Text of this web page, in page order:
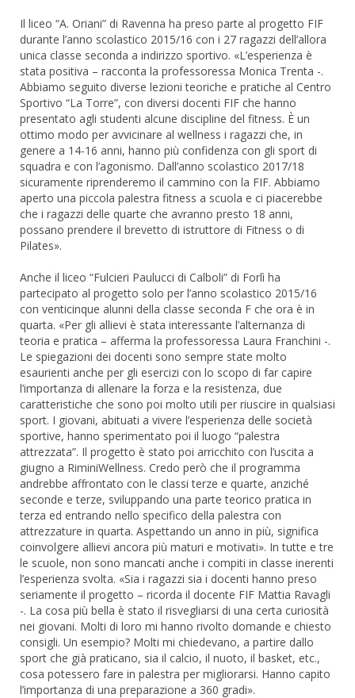
Il liceo “A. Oriani” di Ravenna ha preso parte al progetto FIF
durante l’anno scolastico 2015/16 con i 27 ragazzi dell’allora
unica classe seconda a indirizzo sportivo. «L’esperienza è
stata positiva – racconta la professoressa Monica Trenta -.
Abbiamo seguito diverse lezioni teoriche e pratiche al Centro
Sportivo “La Torre”, con diversi docenti FIF che hanno
presentato agli studenti alcune discipline del fitness. È un
ottimo modo per avvicinare al wellness i ragazzi che, in
genere a 14-16 anni, hanno più confidenza con gli sport di
squadra e con l’agonismo. Dall’anno scolastico 2017/18
sicuramente riprenderemo il cammino con la FIF. Abbiamo
aperto una piccola palestra fitness a scuola e ci piacerebbe
che i ragazzi delle quarte che avranno presto 18 anni,
possano prendere il brevetto di istruttore di Fitness o di
Pilates».
Anche il liceo “Fulcieri Paulucci di Calboli” di Forlì ha
partecipato al progetto solo per l’anno scolastico 2015/16
con venticinque alunni della classe seconda F che ora è in
quarta. «Per gli allievi è stata interessante l’alternanza di
teoria e pratica – afferma la professoressa Laura Franchini -.
Le spiegazioni dei docenti sono sempre state molto
esaurienti anche per gli esercizi con lo scopo di far capire
l’importanza di allenare la forza e la resistenza, due
caratteristiche che sono poi molto utili per riuscire in qualsiasi
sport. I giovani, abituati a vivere l’esperienza delle società
sportive, hanno sperimentato poi il luogo “palestra
attrezzata”. Il progetto è stato poi arricchito con l’uscita a
giugno a RiminiWellness. Credo però che il programma
andrebbe affrontato con le classi terze e quarte, anziché
seconde e terze, sviluppando una parte teorico pratica in
terza ed entrando nello specifico della palestra con
attrezzature in quarta. Aspettando un anno in più, significa
coinvolgere allievi ancora più maturi e motivati». In tutte e tre
le scuole, non sono mancati anche i compiti in classe inerenti
l’esperienza svolta. «Sia i ragazzi sia i docenti hanno preso
seriamente il progetto – ricorda il docente FIF Mattia Ravagli
-. La cosa più bella è stato il risvegliarsi di una certa curiosità
nei giovani. Molti di loro mi hanno rivolto domande e chiesto
consigli. Un esempio? Molti mi chiedevano, a partire dallo
sport che già praticano, sia il calcio, il nuoto, il basket, etc.,
cosa potessero fare in palestra per migliorarsi. Hanno capito
l’importanza di una preparazione a 360 gradi».